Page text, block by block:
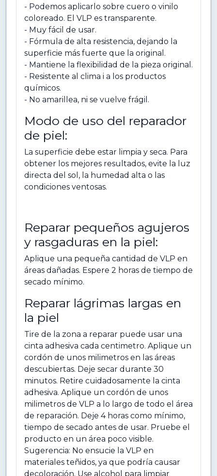
- Podemos aplicarlo sobre cuero o vinilo
coloreado. El VLP es transparente.
- Muy fácil de usar.
- Fórmula de alta resistencia, dejando la
superficie más fuerte que la original.
- Mantiene la flexibilidad de la pieza original.
- Resistente al clima i a los productos
químicos.
- No amarillea, ni se vuelve frágil.
Modo de uso del reparador
de piel:
La superficie debe estar limpia y seca. Para
obtener los mejores resultados, evite la luz
directa del sol, la humedad alta o las
condiciones ventosas.
Reparar pequeños agujeros
y rasgaduras en la piel:
Aplique una pequeña cantidad de VLP en
áreas dañadas. Espere 2 horas de tiempo de
secado mínimo.
Reparar lágrimas largas en
la piel
Tire de la zona a reparar puede usar una
cinta adhesiva cada centimetro. Aplique un
cordón de unos milimetros en las áreas
descubiertas. Deje secar durante 30
minutos. Retire cuidadosamente la cinta
adhesiva. Aplique un cordón de unos
milimetros de VLP a lo largo de todo el área
de reparación. Deje 4 horas como mínimo,
tiempo de secado antes de usar. Pruebe el
producto en un área poco visible.
Sugerencia: No ensucie la VLP en
materiales teñidos, ya que podría causar
decoloración. Use alcohol para limpiar